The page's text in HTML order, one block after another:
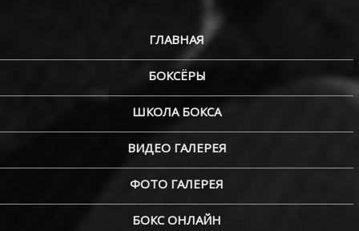
ГЛАВНАЯ
БОКСЁРЫ
ШКОЛА БОКСА
ВИДЕО ГАЛЕРЕЯ
ФОТО ГАЛЕРЕЯ
БОКС ОНЛАЙН